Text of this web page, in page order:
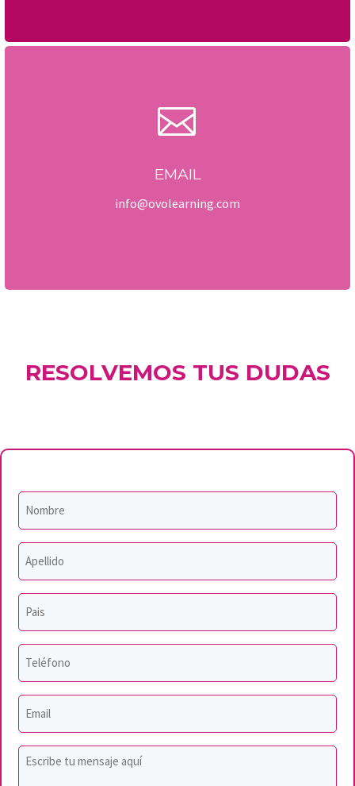


EMAIL
info@ovolearning.com
RESOLVEMOS TUS DUDAS
Teléfono
Mensaje